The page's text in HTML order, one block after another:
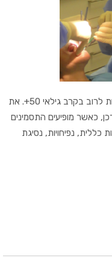
בעיות בחניכיים הם לצערנו די נפוצות ושכיחות לרוב בקרב גילאי 50+. את
כאשר מופיעים התסמינים
כללית, נפיחויות, נסיגת